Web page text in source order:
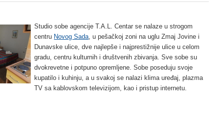
Studio sobe agencije T.A.L. Centar se nalaze u strogom
centru Novog Sada, u pešačkoj zoni na uglu Zmaj Jovine i
Dunavske ulice, dve najlepše i najprestižnije ulice u celom
gradu, centru kulturnih i društvenih zbivanja. Sve sobe su
dvokrevetne i potpuno opremljene. Sobe poseduju svoje
kupatilo i kuhinju, a u svakoj se nalazi klima uređaj, plazma
TV sa kablovskom televizijom, kao i pristup internetu.